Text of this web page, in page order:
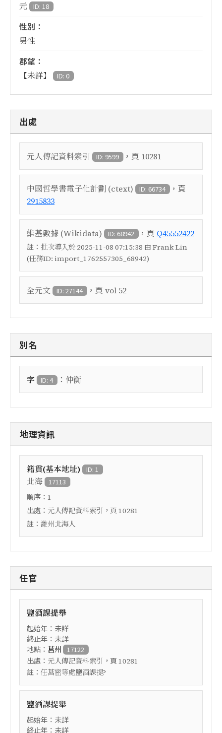
元 ID: 18
性別：
男性
郡望：
【未詳】 ID: 0
出處
元人傳記資料索引 ID: 9599 ，頁 10281
中國哲學書電子化計劃 (ctext) ID: 66734 ，頁
2915833
維基數據 (Wikidata) ID: 68942 ，頁 Q45552422
註： 批次導入於 2025-11-08 07:15:38 由 Frank Lin
(任務ID: import_1762557305_68942)
全元文 ID: 27144 ，頁 vol 52
別名
字 ID: 4 ： 仲衡
地理資訊
籍貫(基本地址) ID: 1
北海 17113
順序： 1
出處： 元人傳記資料索引 ，頁 10281
註： 濰州北海人
任官
鹽酒課提舉
起始年：未詳
終止年：未詳
地點： 莒州 17122
出處： 元人傳記資料索引 ，頁 10281
註： 任莒密等處鹽酒課提?
鹽酒課提舉
起始年：未詳
終止年：未詳